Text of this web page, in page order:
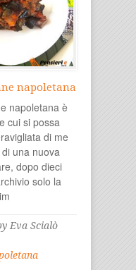
napoletana
napoletana è
cui si possa
di me
una nuova
dopo dieci
solo la
Eva Scialò